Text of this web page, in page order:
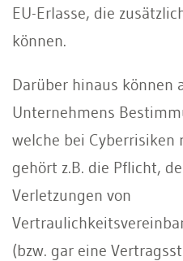
EU-Erlasse, die
können.
Darüber hinaus können
Unternehmens
welche bei Cyberrisiken
gehört z.B. die Pflicht,
Verletzungen von
(bzw. gar eine